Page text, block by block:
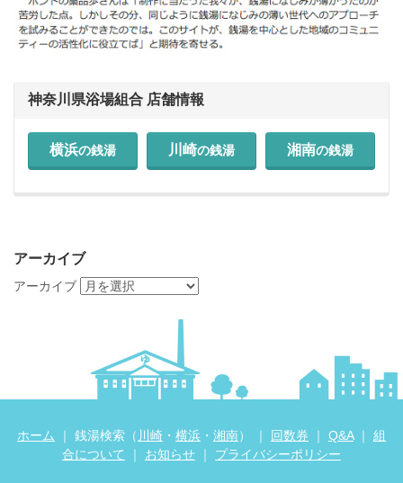
神奈川県浴場組合 店舗情報
横浜の銭湯 川崎の銭湯 湘南の銭湯
アーカイブ
アーカイブ
ホーム ｜ 銭湯検索（ 川崎 ・ 横浜 ・ 湘南） ｜ 回数券 ｜ Q&A｜ 組
合について
｜ お知らせ ｜ プライバシーポリシー